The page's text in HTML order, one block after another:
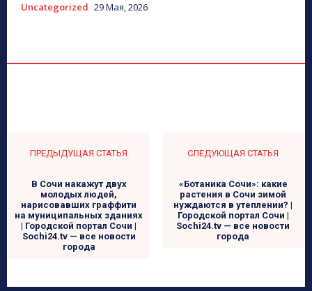
Uncategorized 29 Мая, 2026
ПРЕДЫДУЩАЯ СТАТЬЯ
В Сочи накажут двух
молодых людей,
нарисовавших граффити
на муниципальных зданиях
| Городской портал Сочи |
Sochi24.tv — все новости
города
СЛЕДУЮЩАЯ СТАТЬЯ
«Ботаника Сочи»: какие
растения в Сочи зимой
нуждаются в утеплении? |
Городской портал Сочи |
Sochi24.tv — все новости
города